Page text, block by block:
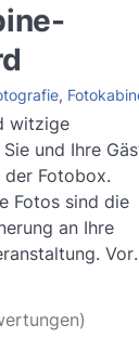
,
witzige
und Ihre
der Fotobox.
Fotos sind die
an Ihre
Vor